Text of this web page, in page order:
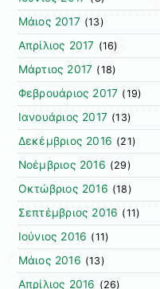
Μάιος 2017(13)
Απρίλιος 2017 (16)
Μάρτιος 2017 (18)
Φεβρουάριος 2017 (19)
Ιανουάριος 2017 (13)
Δεκέμβριος 2016 (21)
Νοέμβριος 2016 (29)
Οκτώβριος 2016 (18)
Σεπτέμβριος 2016 (11)
Ιούνιος 2016 (11)
Μάιος 2016 (13)
Απρίλιος 2016 (26)